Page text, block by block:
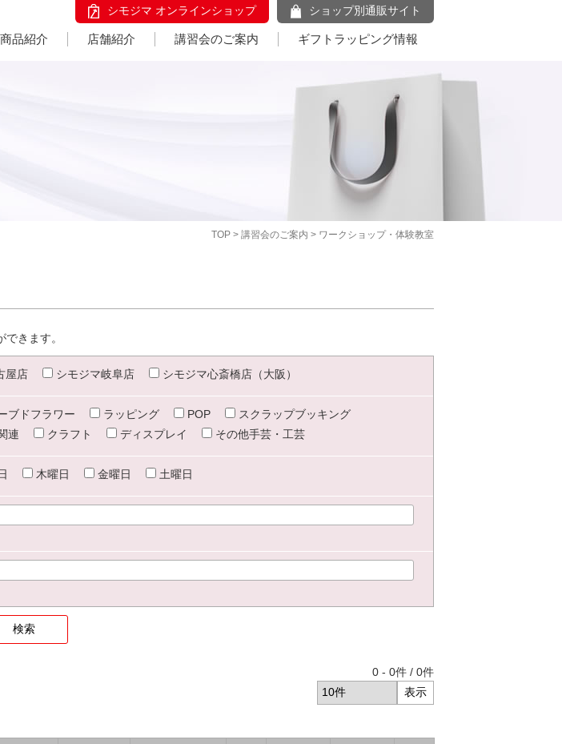
シモジマ オンラインショップ ショップ別通販サイト
商品紹介 店舗紹介 講習会のご案内 ギフトラッピング情報
TOP > 講習会のご案内 > ワークショップ・体験教室
きます。
屋店 シモジマ岐阜店 シモジマ心斎橋店（大阪）
ブドフラワー ラッピング POP
スクラップブッキング
連 クラフト ディスプレイ その他手芸・工芸
木曜日 金曜日 土曜日
0 - 0件 / 0件